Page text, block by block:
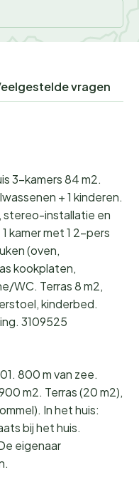
vragen
3-kamers 84 m2.
+ 1 kinderen.
stereo-installatie en
kamer met 1 2-pers
(oven,
kookplaten,
WC. Terras 8 m2,
kinderbed.
3109525
800 m van zee.
m2. Terras (20 m2),
In het huis:
bij het huis.
eigenaar